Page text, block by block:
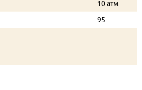
10 атм
95